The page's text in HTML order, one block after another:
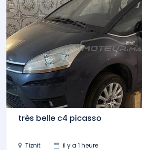
très belle c4 picasso
Tiznit il y a 1 heure